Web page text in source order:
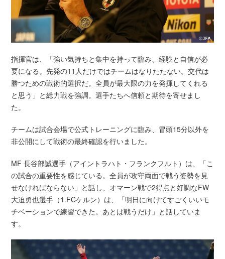
指揮官は、「強い気持ちと集中を持って臨み、経験と自信が必
要になる。先発の11人だけではチームはなりたたない。交代は
勝つための戦術的選択だ。全員が最大限の力を発揮してくれる
と思う」と総力戦を強調。選手たちへ信頼と期待を寄せまし
た。
チームは試合会場で公式トレーニングに臨み、冒頭15分以外を
非公開にして戦術の最終確認を行いました。
MF 長谷部誠選手（アイントラハト・フランクフルト）は、「こ
の試合の重要性を感じている。全員が攻守両面で戦う姿勢を見
せなければならない」と話し、オマーン戦で2得点と好調なFW
大迫勇也選手（1.FCケルン）は、「明日に向けてすごくいいモ
チベーションで練習できた。あとは戦うだけ」と話していま
す。